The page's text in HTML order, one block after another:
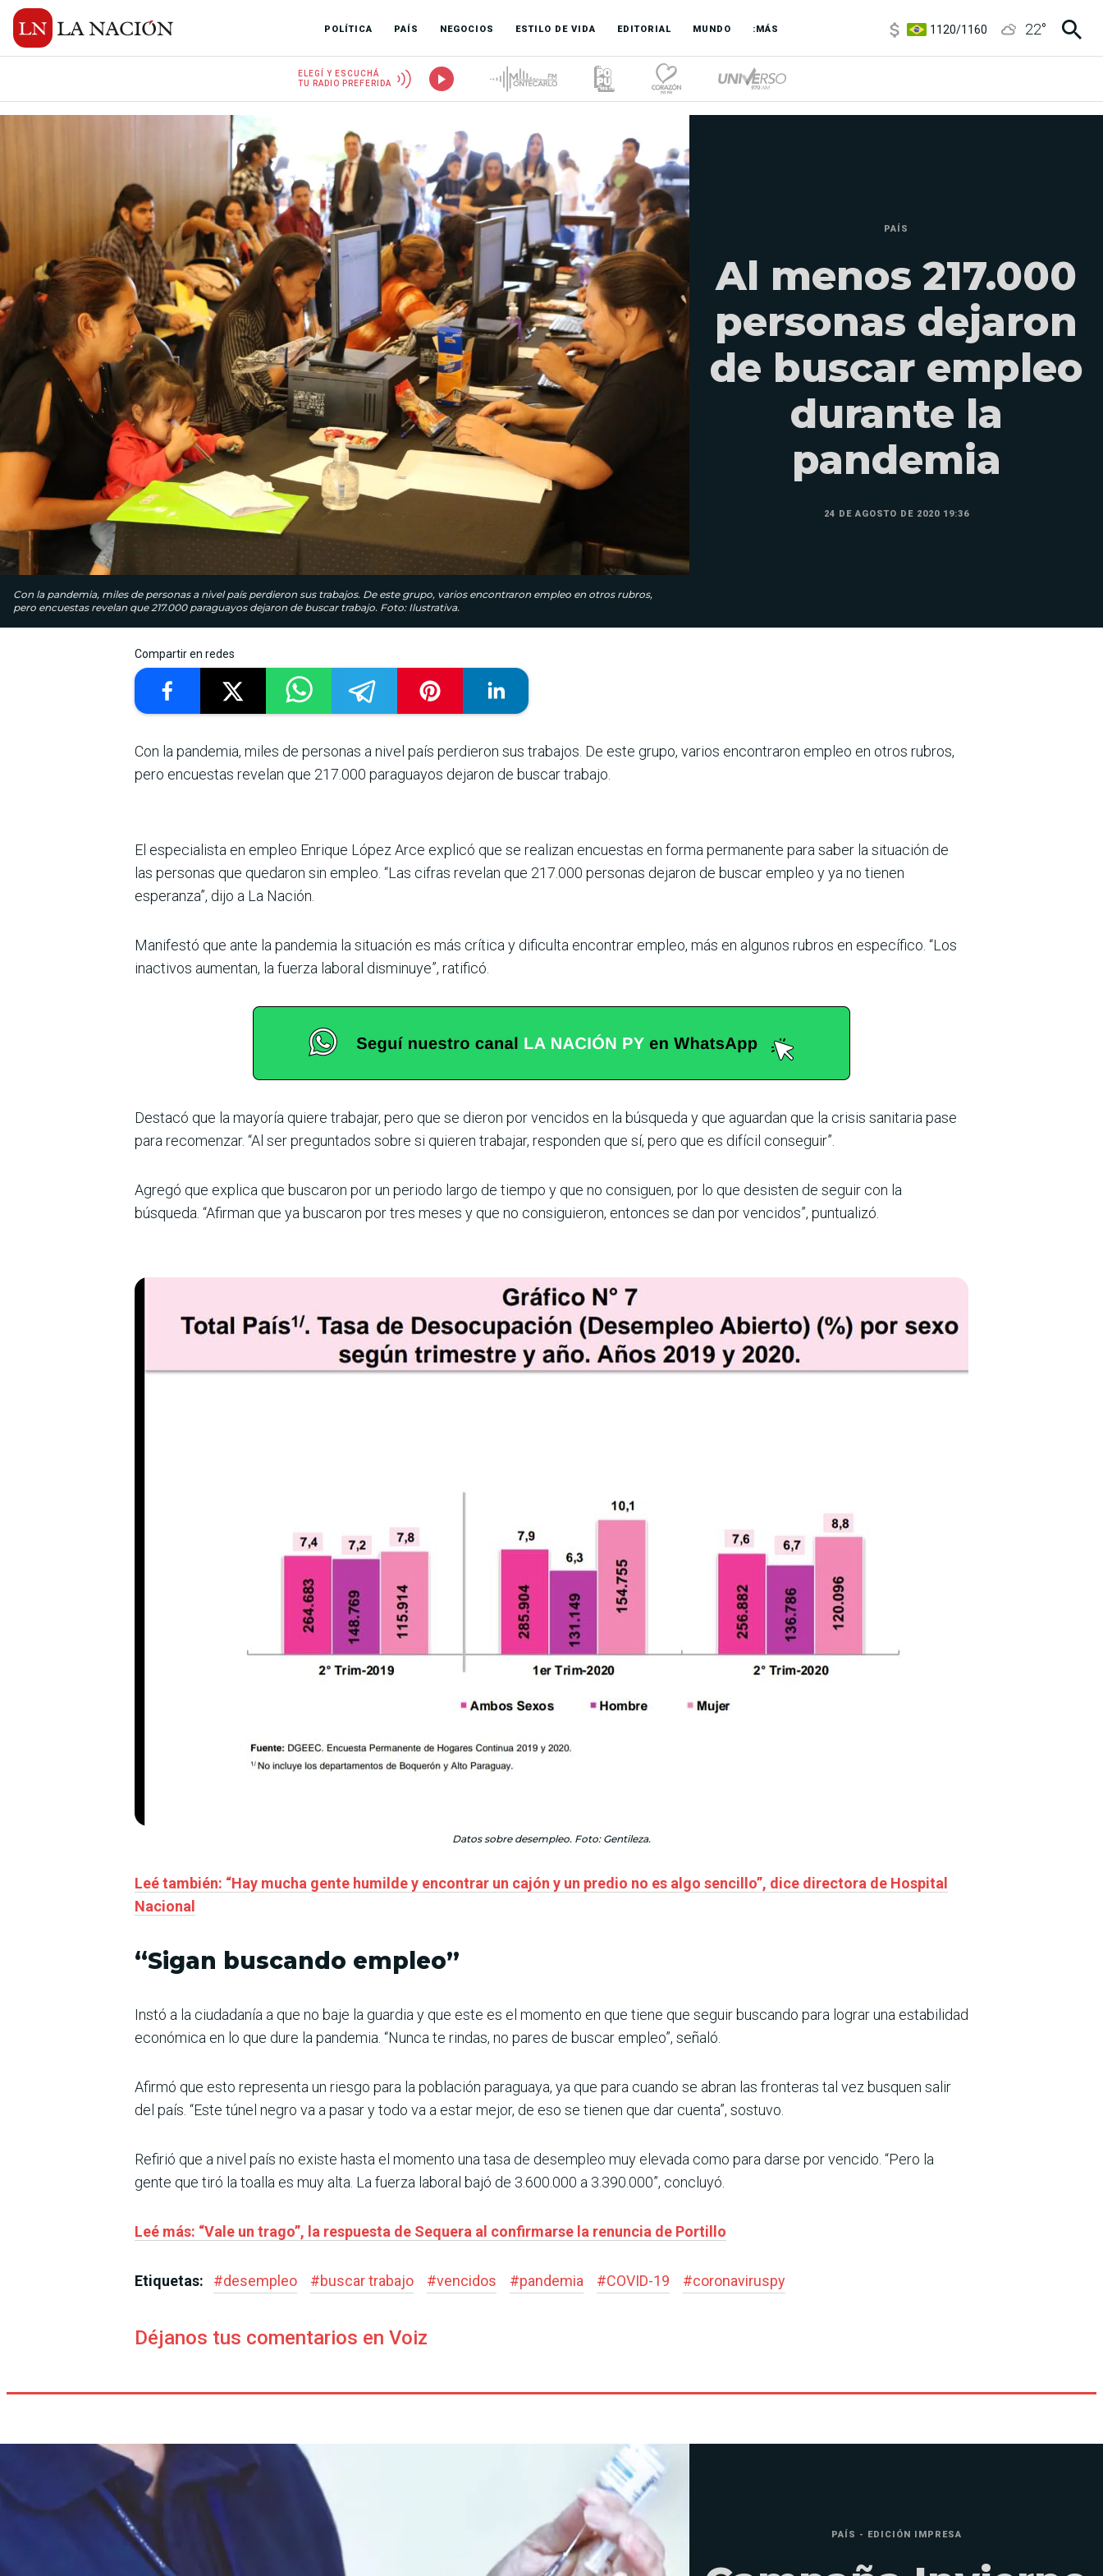
POLÍTICA PAÍS NEGOCIOS ESTILO DE VIDA EDITORIAL MUNDO :MÁS
3,6/3,9
6850/7200
22°
ELEGÍ Y ESCUCHÁ
TU RADIO PREFERIDA
Con la pandemia, miles de personas a nivel país perdieron sus trabajos. De este grupo, varios encontraron empleo en otros rubros,
pero encuestas revelan que 217.000 paraguayos dejaron de buscar trabajo. Foto: Ilustrativa.
PAÍS
Al menos 217.000
personas dejaron
de buscar empleo
durante la
pandemia
24 DE AGOSTO DE 2020 19:36
Compartir en redes
Con la pandemia, miles de personas a nivel país perdieron sus trabajos. De este grupo, varios encontraron empleo en otros rubros,
pero encuestas revelan que 217.000 paraguayos dejaron de buscar trabajo.
El especialista en empleo Enrique López Arce explicó que se realizan encuestas en forma permanente para saber la situación de
las personas que quedaron sin empleo. “Las cifras revelan que 217.000 personas dejaron de buscar empleo y ya no tienen
esperanza”, dijo a La Nación.
Manifestó que ante la pandemia la situación es más crítica y dificulta encontrar empleo, más en algunos rubros en específico. “Los
inactivos aumentan, la fuerza laboral disminuye”, ratificó.
Destacó que la mayoría quiere trabajar, pero que se dieron por vencidos en la búsqueda y que aguardan que la crisis sanitaria pase
para recomenzar. “Al ser preguntados sobre si quieren trabajar, responden que sí, pero que es difícil conseguir”.
Agregó que explica que buscaron por un periodo largo de tiempo y que no consiguen, por lo que desisten de seguir con la
búsqueda. “Afirman que ya buscaron por tres meses y que no consiguieron, entonces se dan por vencidos”, puntualizó.
Datos sobre desempleo. Foto: Gentileza.
Leé también: “Hay mucha gente humilde y encontrar un cajón y un predio no es algo sencillo”, dice directora de Hospital
Nacional
“Sigan buscando empleo”
Instó a la ciudadanía a que no baje la guardia y que este es el momento en que tiene que seguir buscando para lograr una estabilidad
económica en lo que dure la pandemia. “Nunca te rindas, no pares de buscar empleo”, señaló.
Afirmó que esto representa un riesgo para la población paraguaya, ya que para cuando se abran las fronteras tal vez busquen salir
del país. “Este túnel negro va a pasar y todo va a estar mejor, de eso se tienen que dar cuenta”, sostuvo.
Refirió que a nivel país no existe hasta el momento una tasa de desempleo muy elevada como para darse por vencido. “Pero la
gente que tiró la toalla es muy alta. La fuerza laboral bajó de 3.600.000 a 3.390.000”, concluyó.
Leé más: “Vale un trago”, la respuesta de Sequera al confirmarse la renuncia de Portillo
Etiquetas: #desempleo #buscar trabajo #vencidos #pandemia #COVID-19 #coronaviruspy
Déjanos tus comentarios en Voiz
PAÍS - EDICIÓN IMPRESA